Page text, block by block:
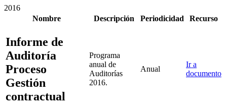
2016
Nombre
Descripción Periodicidad Recurso
Informe de
Auditoría
Proceso
Gestión
contractual
Programa
anual de
Auditorías
2016.
Anual
Ir a
documento